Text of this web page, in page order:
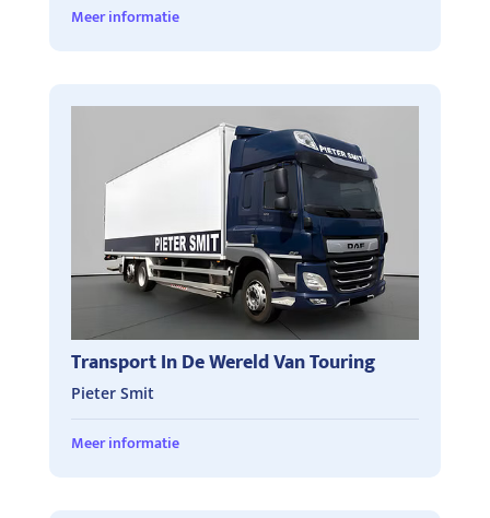
Meer informatie
Transport In De Wereld Van Touring
Pieter Smit
Meer informatie